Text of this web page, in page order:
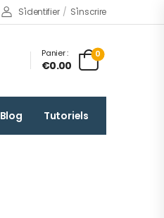
S'identifier / S'inscrire
Panier :
€0.00
0
Blog Tutoriels